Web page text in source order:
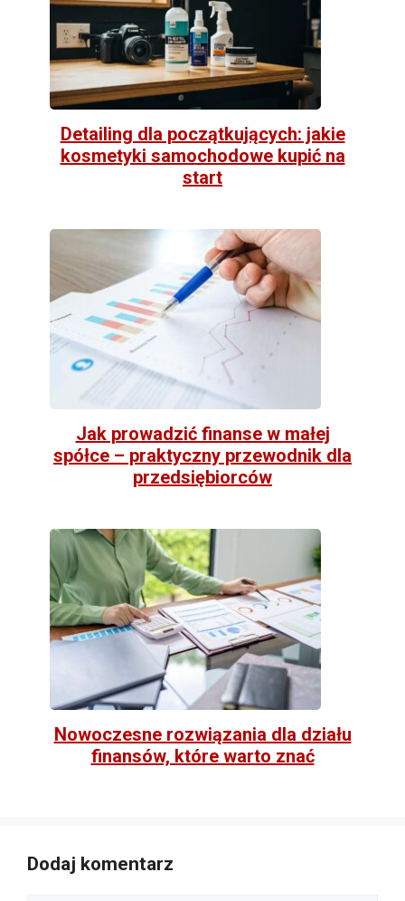
Detailing dla początkujących: jakie
kosmetyki samochodowe kupić na
start
Jak prowadzić finanse w małej
spółce – praktyczny przewodnik dla
przedsiębiorców
Nowoczesne rozwiązania dla działu
finansów, które warto znać
Dodaj komentarz